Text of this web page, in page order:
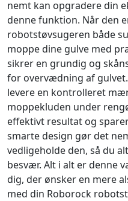
nemt kan opgradere din
denne funktion. Når den
robotstøvsugeren både
moppe dine gulve med
sikrer en grundig og
for overvædning af
levere en kontrolleret
moppekluden under
effektivt resultat og
smarte design gør det
vedligeholde den, så du
besvær. Alt i alt er denne
dig, der ønsker en mere
med din Roborock